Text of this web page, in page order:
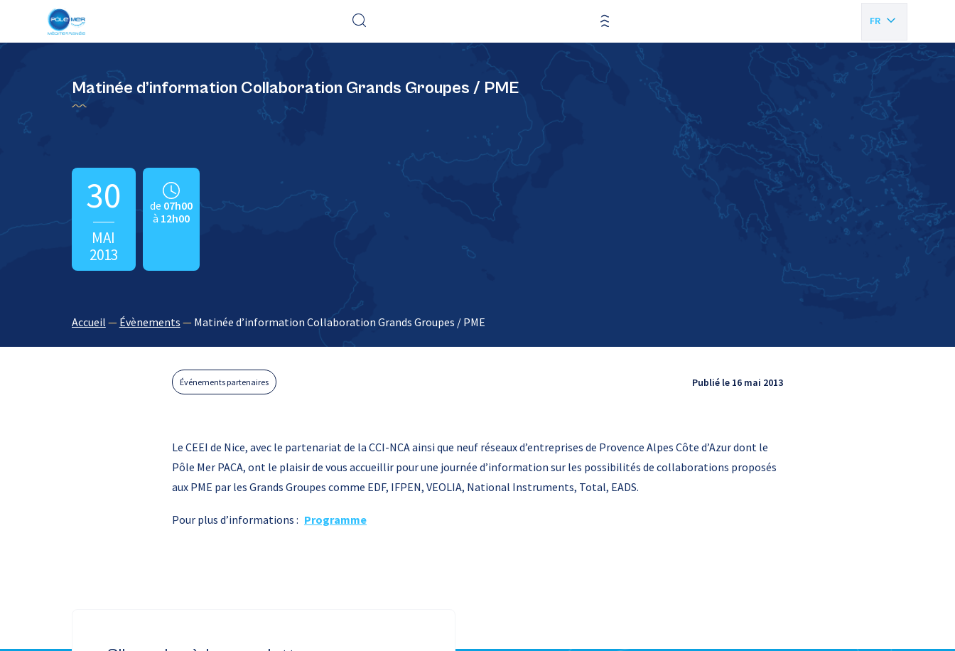
FR
EN
Matinée d’information Collaboration Grands Groupes / PME
30
MAI
2013
de 07h00
à 12h00
Accueil — Évènements — Matinée d’information Collaboration Grands Groupes / PME
Événements partenaires Publié le 16 mai 2013
Le CEEI de Nice, avec le partenariat de la CCI-NCA ainsi que neuf réseaux d’entreprises de Provence Alpes Côte d’Azur dont le
Pôle Mer PACA, ont le plaisir de vous accueillir pour une journée d’information sur les possibilités de collaborations proposés
aux PME par les Grands Groupes comme EDF, IFPEN, VEOLIA, National Instruments, Total, EADS.
Pour plus d’informations : Programme
Panneau de gestion des cookies